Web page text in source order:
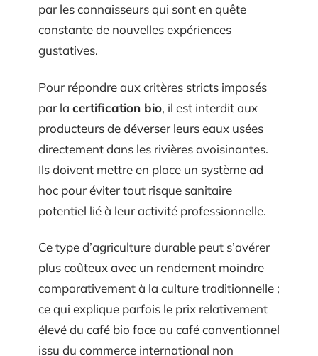
par les connaisseurs qui sont en quête
constante de nouvelles expériences
gustatives.
Pour répondre aux critères stricts imposés
par la certification bio, il est interdit aux
producteurs de déverser leurs eaux usées
directement dans les rivières avoisinantes.
Ils doivent mettre en place un système ad
hoc pour éviter tout risque sanitaire
potentiel lié à leur activité professionnelle.
Ce type d’agriculture durable peut s’avérer
plus coûteux avec un rendement moindre
comparativement à la culture traditionnelle ;
ce qui explique parfois le prix relativement
élevé du café bio face au café conventionnel
issu du commerce international non